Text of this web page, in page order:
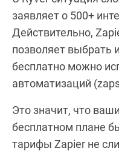
заявляет о 500+
Действительно,
позволяет выбрать
бесплатно можно
автоматизаций
Это значит, что
бесплатном плане
тарифы Zapier не